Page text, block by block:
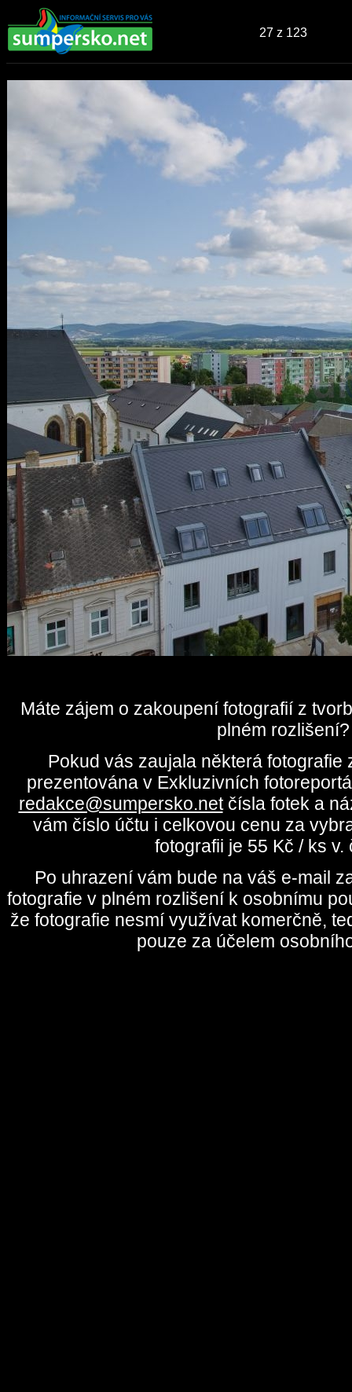
27z 123
Máte zájem o zakoupení fotografií z
plném rozlišení?
Pokud vás zaujala některá fotografie
prezentována v Exkluzivních
redakce@sumpersko.netčísla fotek a
vám číslo účtu i celkovou cenu za
fotografii je 55 Kč / ks v.
Po uhrazení vám bude na váš e-mail
fotografie v plném rozlišení k osobnímu
že fotografie nesmí využívat komerčně,
pouze za účelem